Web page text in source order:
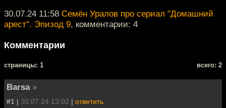
30.07.24 11:58 Семён Уралов про сериал "Домашний
арест". Эпизод 9, комментарии: 4
Комментарии
cтраницы: 1 всего: 2
Barsa »
#1 | 30.07.24 13:02 | ответить